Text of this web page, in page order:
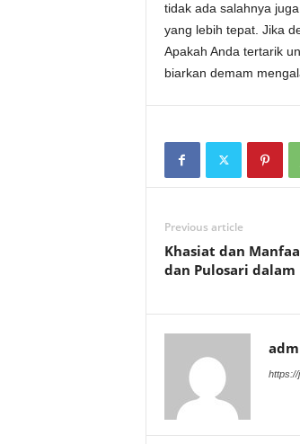
tidak ada salahnya
yang lebih tepat. Jika
Apakah Anda tertarik
biarkan demam
Previous article
Khasiat dan
dan Pulosari dalam
https://